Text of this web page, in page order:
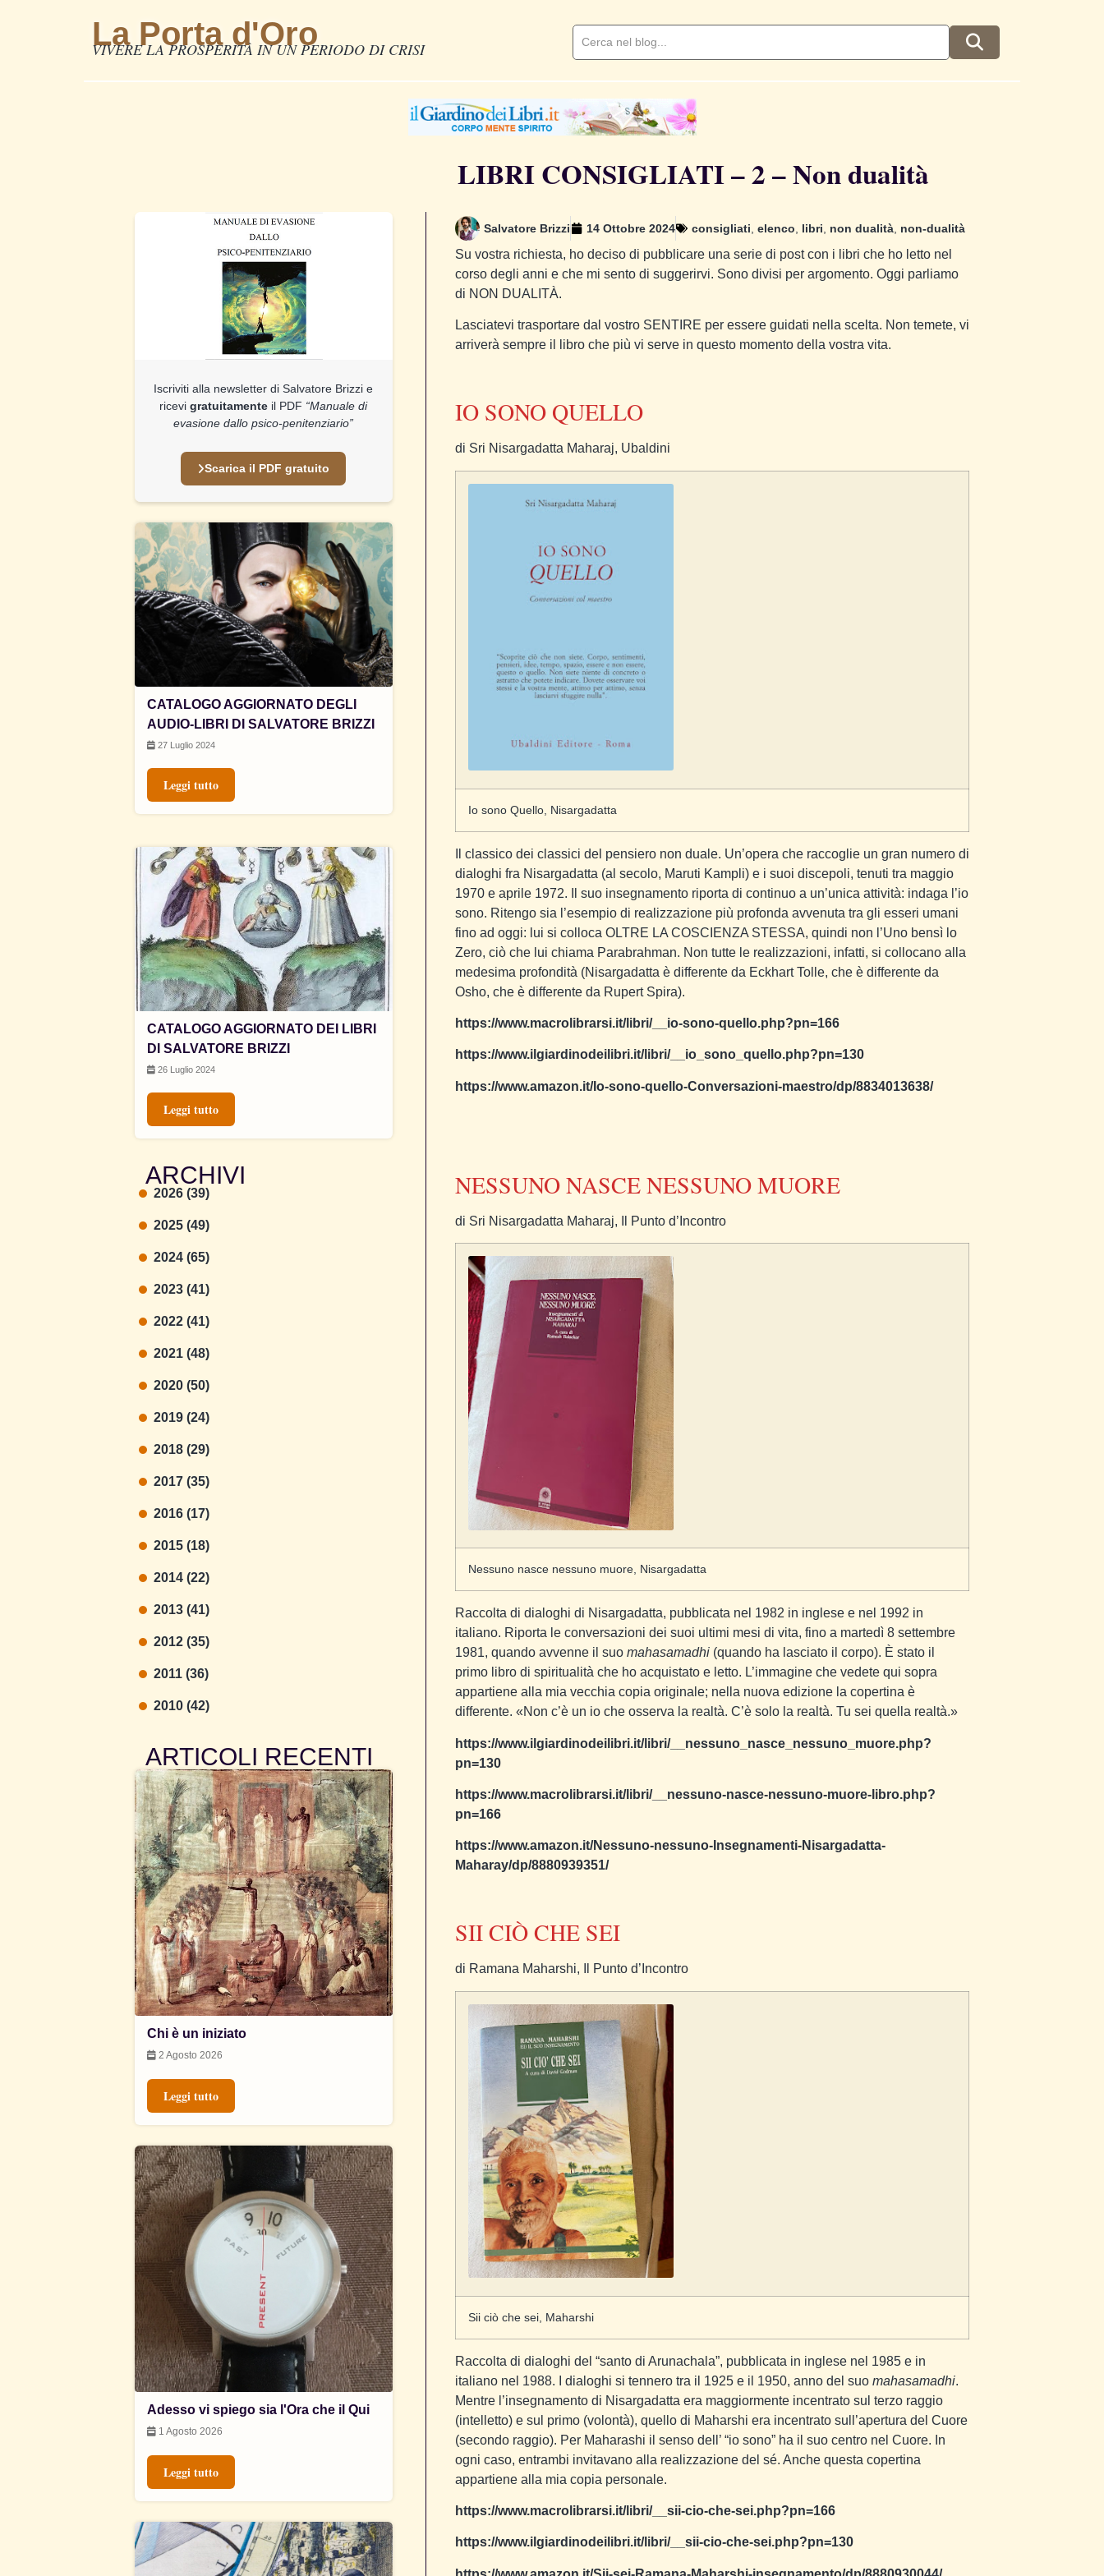
La Porta d'Oro
VIVERE LA PROSPERITÀ IN UN PERIODO DI CRISI
LIBRI CONSIGLIATI – 2 – Non dualità
Iscriviti alla newsletter di Salvatore Brizzi e
ricevigratuitamente il PDF “Manuale di
evasione dallo psico-penitenziario”
Scarica il PDF gratuito
CATALOGO AGGIORNATO DEGLI
AUDIO-LIBRI DI SALVATORE BRIZZI
27 Luglio 2024
Leggi tutto
CATALOGO AGGIORNATO DEI LIBRI
DI SALVATORE BRIZZI
26 Luglio 2024
Leggi tutto
ARCHIVI
2026 (39)
2025 (49)
2024 (65)
2023 (41)
2022 (41)
2021 (48)
2020 (50)
2019 (24)
2018 (29)
2017 (35)
2016 (17)
2015 (18)
2014 (22)
2013 (41)
2012 (35)
2011 (36)
2010 (42)
ARTICOLI RECENTI
Chi è un iniziato
2 Agosto 2026
Leggi tutto
Adesso vi spiego sia l'Ora che il Qui
1 Agosto 2026
Leggi tutto
Salvatore Brizzi 14 Ottobre 2024 consigliati elenco libri non dualità, non-dualità
Su vostra richiesta, ho deciso di pubblicare una serie di post con i libri che ho letto nel
corso degli anni e che mi sento di suggerirvi. Sono divisi per argomento. Oggi parliamo
di NON DUALITÀ.
Lasciatevi trasportare dal vostro SENTIRE per essere guidati nella scelta. Non temete, vi
arriverà sempre il libro che più vi serve in questo momento della vostra vita.
IO SONO QUELLO
di Sri Nisargadatta Maharaj, Ubaldini
Io sono Quello, Nisargadatta
Il classico dei classici del pensiero non duale. Un’opera che raccoglie un gran numero di
dialoghi fra Nisargadatta (al secolo, Maruti Kampli) e i suoi discepoli, tenuti tra maggio
1970 e aprile 1972. Il suo insegnamento riporta di continuo a un’unica attività: indaga l’io
sono. Ritengo sia l’esempio di realizzazione più profonda avvenuta tra gli esseri umani
fino ad oggi: lui si colloca OLTRE LA COSCIENZA STESSA, quindi non l’Uno bensì lo
Zero, ciò che lui chiama Parabrahman. Non tutte le realizzazioni, infatti, si collocano alla
medesima profondità (Nisargadatta è differente da Eckhart Tolle, che è differente da
Osho, che è differente da Rupert Spira).
https://www.macrolibrarsi.it/libri/__io-sono-quello.php?pn=166
https://www.ilgiardinodeilibri.it/libri/__io_sono_quello.php?pn=130
https://www.amazon.it/Io-sono-quello-Conversazioni-maestro/dp/8834013638/
NESSUNO NASCE NESSUNO MUORE
di Sri Nisargadatta Maharaj, Il Punto d’Incontro
Nessuno nasce nessuno muore, Nisargadatta
Raccolta di dialoghi di Nisargadatta, pubblicata nel 1982 in inglese e nel 1992 in
italiano. Riporta le conversazioni dei suoi ultimi mesi di vita, fino a martedì 8 settembre
1981, quando avvenne il suo mahasamadhi(quando ha lasciato il corpo). È stato il
primo libro di spiritualità che ho acquistato e letto. L’immagine che vedete qui sopra
appartiene alla mia vecchia copia originale; nella nuova edizione la copertina è
differente. «Non c’è un io che osserva la realtà. C’è solo la realtà. Tu sei quella realtà.»
https://www.ilgiardinodeilibri.it/libri/__nessuno_nasce_nessuno_muore.php?
pn=130
https://www.macrolibrarsi.it/libri/__nessuno-nasce-nessuno-muore-libro.php?
pn=166
https://www.amazon.it/Nessuno-nessuno-Insegnamenti-Nisargadatta-
Maharay/dp/8880939351/
SII CIÒ CHE SEI
di Ramana Maharshi, Il Punto d’Incontro
Sii ciò che sei, Maharshi
Raccolta di dialoghi del “santo di Arunachala”, pubblicata in inglese nel 1985 e in
italiano nel 1988. I dialoghi si tennero tra il 1925 e il 1950, anno del suo mahasamadhi.
Mentre l’insegnamento di Nisargadatta era maggiormente incentrato sul terzo raggio
(intelletto) e sul primo (volontà), quello di Maharshi era incentrato sull’apertura del Cuore
(secondo raggio). Per Maharashi il senso dell’ “io sono” ha il suo centro nel Cuore. In
ogni caso, entrambi invitavano alla realizzazione del sé. Anche questa copertina
appartiene alla mia copia personale.
https://www.macrolibrarsi.it/libri/__sii-cio-che-sei.php?pn=166
https://www.ilgiardinodeilibri.it/libri/__sii-cio-che-sei.php?pn=130